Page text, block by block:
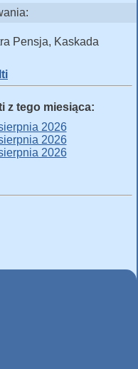
Pensja, Kaskada
z tego miesiąca:
2026
2026
2026